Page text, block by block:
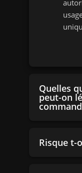
Quelles
peut-on
Risque t-